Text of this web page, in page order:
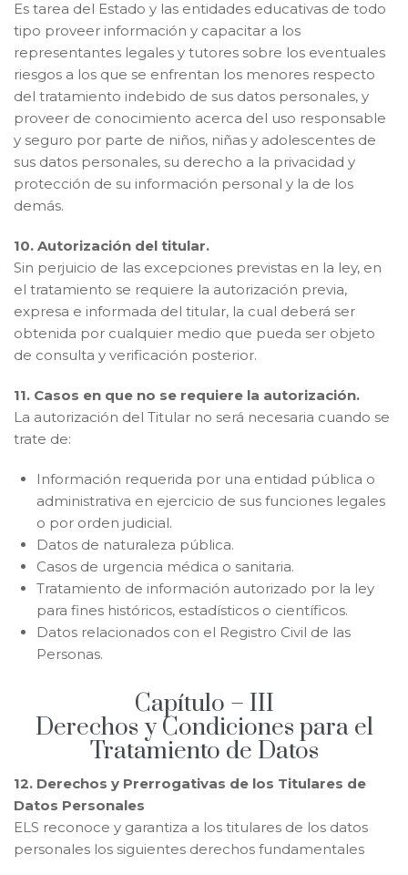
Es tarea del Estado y las entidades educativas de todo
tipo proveer información y capacitar a los
representantes legales y tutores sobre los eventuales
riesgos a los que se enfrentan los menores respecto
del tratamiento indebido de sus datos personales, y
proveer de conocimiento acerca del uso responsable
y seguro por parte de niños, niñas y adolescentes de
sus datos personales, su derecho a la privacidad y
protección de su información personal y la de los
demás.
10. Autorización del titular.
Sin perjuicio de las excepciones previstas en la ley, en
el tratamiento se requiere la autorización previa,
expresa e informada del titular, la cual deberá ser
obtenida por cualquier medio que pueda ser objeto
de consulta y verificación posterior.
11. Casos en que no se requiere la autorización.
La autorización del Titular no será necesaria cuando se
trate de:
Información requerida por una entidad pública o
administrativa en ejercicio de sus funciones legales
o por orden judicial.
Datos de naturaleza pública.
Casos de urgencia médica o sanitaria.
Tratamiento de información autorizado por la ley
para fines históricos, estadísticos o científicos.
Datos relacionados con el Registro Civil de las
Personas.
Capítulo – III
Derechos y Condiciones para el
Tratamiento de Datos
12. Derechos y Prerrogativas de los Titulares de
Datos Personales
ELS reconoce y garantiza a los titulares de los datos
personales los siguientes derechos fundamentales